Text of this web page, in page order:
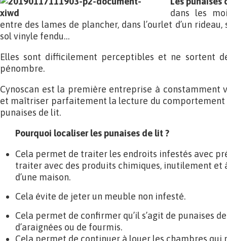
dans les
entre des lames de plancher, dans l’ourlet d’un
sol vinyle fendu…
Elles sont difficilement perceptibles et ne sortent
pénombre.
Cynoscan est la première entreprise à constamment
et maîtriser parfaitement la lecture du comportement
punaises de lit.
Pourquoi localiser les punaises de lit ?
Cela permet de traiter les endroits infestés avec
traiter avec des produits chimiques, inutilement et
d’une maison.
Cela évite de jeter un meuble non infesté.
Cela permet de confirmer qu’il s’agit de punaises
d’araignées ou de fourmis.
Cela permet de continuer à louer les chambres qui